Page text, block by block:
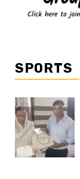
SPORTS